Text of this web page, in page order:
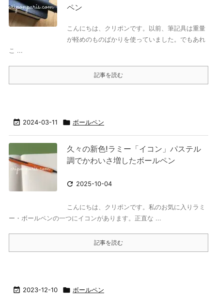
ペン
こんにちは、クリポンです。以前、筆記具は重量
が軽めのものばかりを使っていました。でもあれ
こ ...
記事を読む
 2024-03-11  ボールペン
久々の新色!ラミー「イコン」パステル
調でかわいさ増したボールペン
 2025-10-04
こんにちは、クリポンです。私のお気に入りラミ
ー・ボールペンの一つにイコンがあります。正直な ...
記事を読む
 2023-12-10  ボールペン